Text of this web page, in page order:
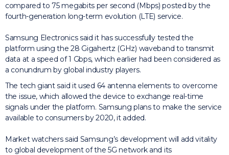
compared to 75 megabits per second (Mbps) posted by the
fourth-generation long-term evolution (LTE) service.
Samsung Electronics said it has successfully tested the
platform using the 28 Gigahertz (GHz) waveband to transmit
data at a speed of 1 Gbps, which earlier had been considered as
a conundrum by global industry players.
The tech giant said it used 64 antenna elements to overcome
the issue, which allowed the device to exchange real-time
signals under the platform. Samsung plans to make the service
available to consumers by 2020, it added.
Market watchers said Samsung’s development will add vitality
to global development of the 5G network and its